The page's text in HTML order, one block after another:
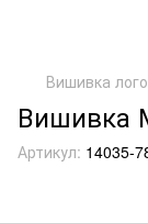
Вишивка
Вишивка
Артикул: 14035-